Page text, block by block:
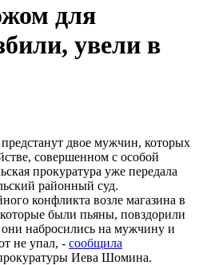
для
увели в
двое мужчин, которых
совершенном с особой
прокуратура уже передала
районный суд.
конфликта возле магазина в
были пьяны, повздорили
набросились на мужчину и
не упал, - сообщила
Иева Шомина.